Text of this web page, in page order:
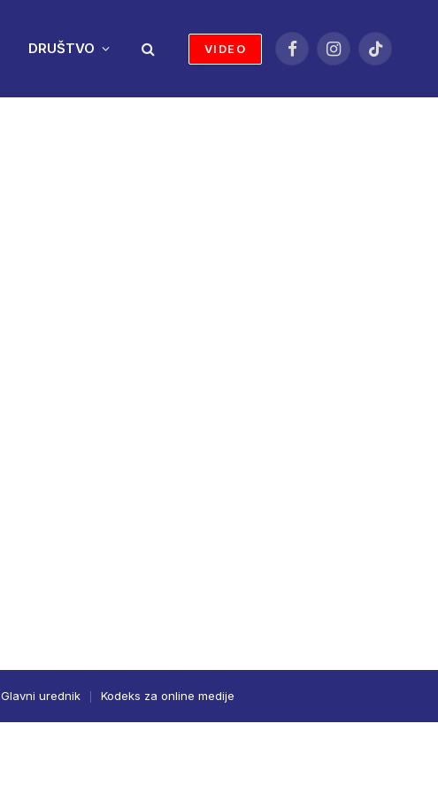
DRUŠTVO VIDEO
FacebookInstagramTikTok
Glavni urednik Kodeks za online medije